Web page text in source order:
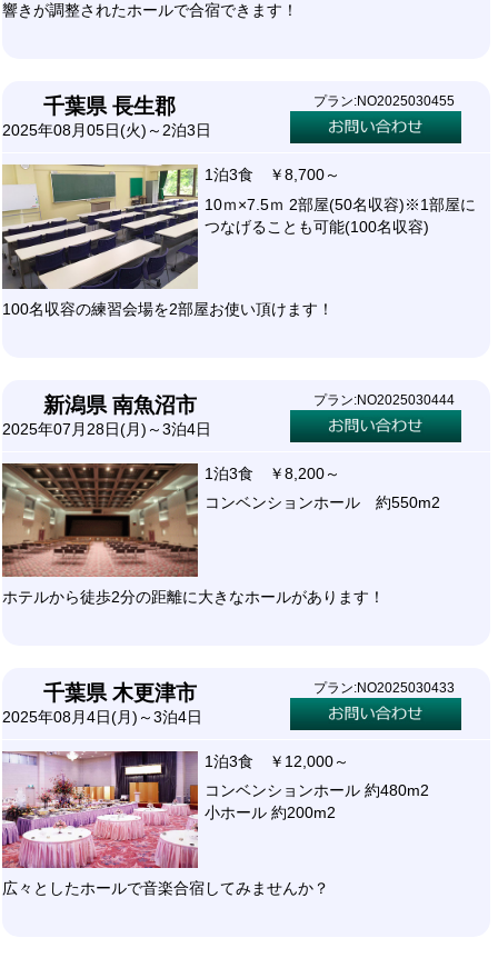
響きが調整されたホールで合宿できます！
千葉県 長生郡
2025年08月05日(火)～2泊3日
プラン:NO2025030455
1泊3食 ￥8,700～
10ｍ×7.5ｍ 2部屋(50名収容)※1部屋に
つなげることも可能(100名収容)
100名収容の練習会場を2部屋お使い頂けます！
新潟県 南魚沼市
2025年07月28日(月)～3泊4日
プラン:NO2025030444
1泊3食 ￥8,200～
コンベンションホール 約550m2
ホテルから徒歩2分の距離に大きなホールがあります！
千葉県 木更津市
2025年08月4日(月)～3泊4日
プラン:NO2025030433
1泊3食 ￥12,000～
コンベンションホール 約480m2
小ホール 約200m2
広々としたホールで音楽合宿してみませんか？